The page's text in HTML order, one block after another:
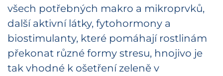
všech potřebných makro a mikroprvků,
další aktivní látky, fytohormony a
biostimulanty, které pomáhají rostlinám
překonat různé formy stresu, hnojivo je
tak vhodné k ošetření zeleně v